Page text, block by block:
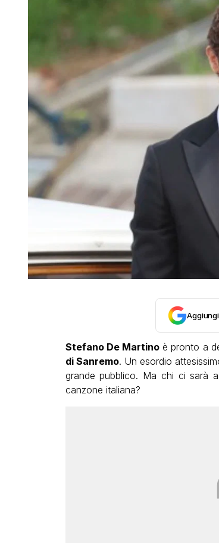
Stefano De Martinoè pronto a
di Sanremo. Un esordio
grande pubblico. Ma chi ci sarà
canzone italiana?